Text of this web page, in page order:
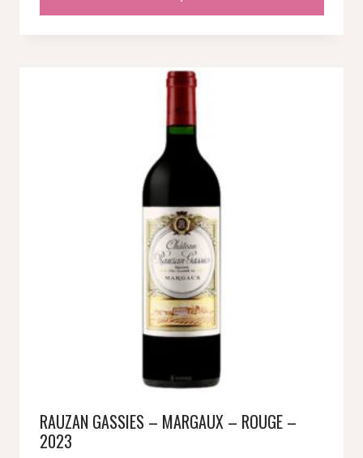
RAUZAN GASSIES – MARGAUX – ROUGE –
2023